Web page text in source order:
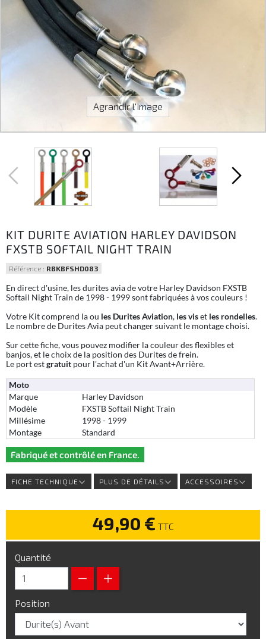
Agrandir l'image
KIT DURITE AVIATION HARLEY DAVIDSON
FXSTB SOFTAIL NIGHT TRAIN
Référence : RBKBFSHD083
En direct d'usine, les durites avia de votre Harley Davidson FXSTB
Softail Night Train de 1998 - 1999 sont fabriquées à vos couleurs !
Votre Kit comprend la ou les Durites Aviation, les viset les rondelles.
Le nombre de Durites Avia peut changer suivant le montage choisi.
Sur cette fiche, vous pouvez modifier la couleur des flexibles et
banjos, et le choix de la position des Durites de frein.
Le port estgratuit pour l'achat d'un Kit Avant+Arrière.
Moto
Marque
Harley Davidson
Modèle
FXSTB Softail Night Train
Millésime
1998 - 1999
Montage
Standard
Fabriqué et contrôlé en France.
FICHE TECHNIQUE PLUS DE DÉTAILS ACCESSOIRES
49,90 € TTC
Quantité
Position